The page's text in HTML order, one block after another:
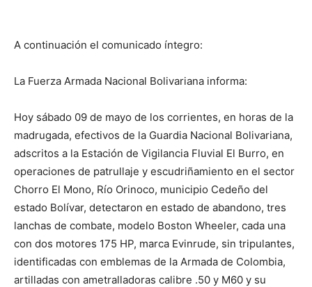
A continuación el comunicado íntegro:
La Fuerza Armada Nacional Bolivariana informa:
Hoy sábado 09 de mayo de los corrientes, en horas de la
madrugada, efectivos de la Guardia Nacional Bolivariana,
adscritos a la Estación de Vigilancia Fluvial El Burro, en
operaciones de patrullaje y escudriñamiento en el sector
Chorro El Mono, Río Orinoco, municipio Cedeño del
estado Bolívar, detectaron en estado de abandono, tres
lanchas de combate, modelo Boston Wheeler, cada una
con dos motores 175 HP, marca Evinrude, sin tripulantes,
identificadas con emblemas de la Armada de Colombia,
artilladas con ametralladoras calibre .50 y M60 y su